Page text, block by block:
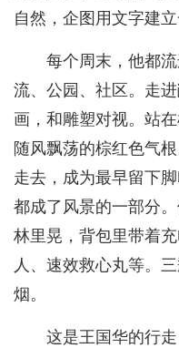
自然，企图用文字建
每个周末，他都
流、公园、社区。走
画，和雕塑对视。站
随风飘荡的棕红色气
走去，成为最早留下
都成了风景的一部分
林里晃，背包里带着
人、速效救心丸等。
烟。
这是王国华的行